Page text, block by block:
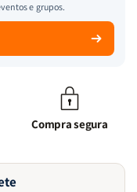
e grupos.
Compra segura